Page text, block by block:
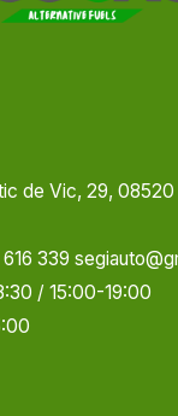
de Vic, 29, 08520
339
/ 15:00-19:00